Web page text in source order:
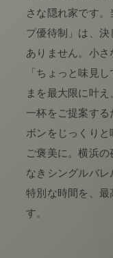
さな隠れ家です
プ優待制」は、
ありません。小
「ちょっと味見
まを最大限に叶
一杯をご提案す
ボンをじっくり
ご褒美に。横浜
なきシングルバ
特別な時間を、最
す。